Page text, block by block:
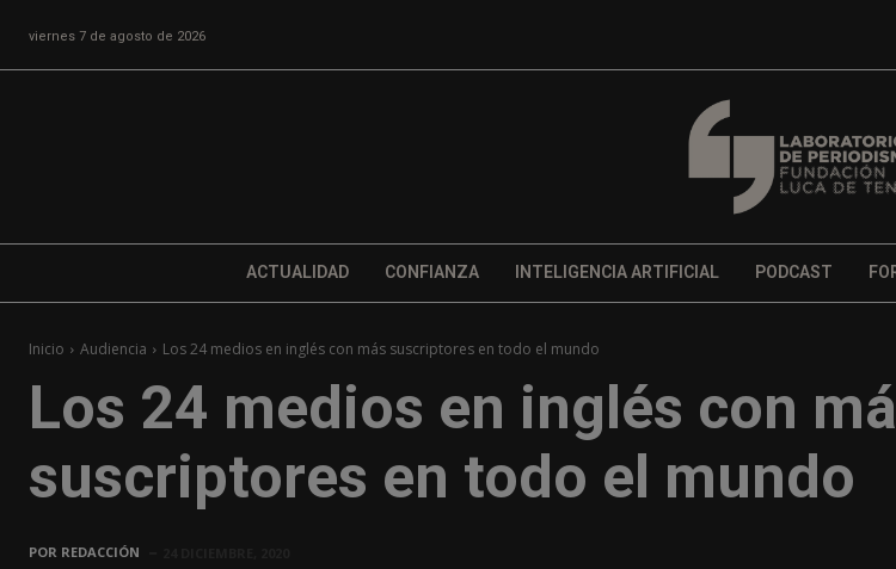
viernes 7 de agosto de 2026
ACTUALIDAD CONFIANZA INTELIGENCIA ARTIFICIAL PODCAST
Inicio Audiencia Los 24 medios en inglés con más suscriptores en todo el mundo
Los 24 medios en inglés con
suscriptores en todo el mundo
POR REDACCIÓN